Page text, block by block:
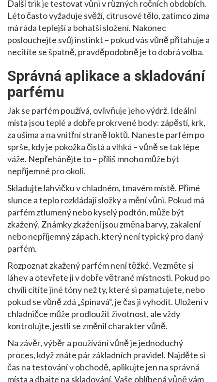
Další trik je testovat vůni v různých ročních obdobích.
Léto často vyžaduje svěží, citrusové tělo, zatímco zima
má ráda teplejší a bohatší složení. Nakonec
poslouchejte svůj instinkt – pokud vás vůně přitahuje a
necítíte se špatně, pravděpodobně je to dobrá volba.
Správná aplikace a skladování
parfému
Jak se parfém používá, ovlivňuje jeho výdrž. Ideální
místa jsou teplé a dobře prokrvené body: zápěstí, krk,
za ušima a na vnitřní straně loktů. Naneste parfém po
sprše, kdy je pokožka čistá a vlhká – vůně se tak lépe
váže. Nepřehánějte to – příliš mnoho může být
nepříjemné pro okolí.
Skladujte lahvičku v chladném, tmavém místě. Přímé
slunce a teplo rozkládají složky a mění vůni. Pokud má
parfém ztlumený nebo kyselý podtón, může být
zkažený. Známky zkažení jsou změna barvy, zakalení
nebo nepříjemný zápach, který není typický pro daný
parfém.
Rozpoznat zkažený parfém není těžké. Vezměte si
láhev a otevřete ji v dobře větrané místnosti. Pokud po
chvíli cítíte jiné tóny než ty, které si pamatujete, nebo
pokud se vůně zdá „špinavá“, je čas ji vyhodit. Uložení v
chladničce může prodloužit životnost, ale vždy
kontrolujte, jestli se změnil charakter vůně.
Na závěr, výběr a používání vůně je jednoduchý
proces, když znáte pár základních pravidel. Najděte si
čas na testování v obchodě, aplikujte jen na správná
místa a dbajte na skladování. Vaše oblíbená vůně vám